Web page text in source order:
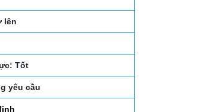
lên
Tốt
yêu cầu